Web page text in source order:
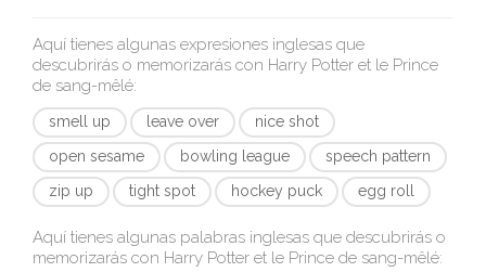
Aquí tienes algunas expresiones inglesas que
descubrirás o memorizarás con Harry Potter et le Prince
de sang-mêlé:
smell up leave over
nice shot
open sesame
bowling league
speech pattern
zip up
tight spot hockey puck egg roll
Aquí tienes algunas palabras inglesas que descubrirás o
memorizarás con Harry Potter et le Prince de sang-mêlé: